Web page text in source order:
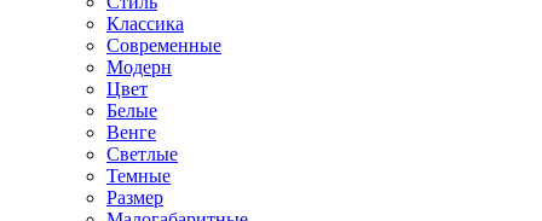
Классика
Современные
Модерн
Цвет
Белые
Венге
Светлые
Темные
Размер